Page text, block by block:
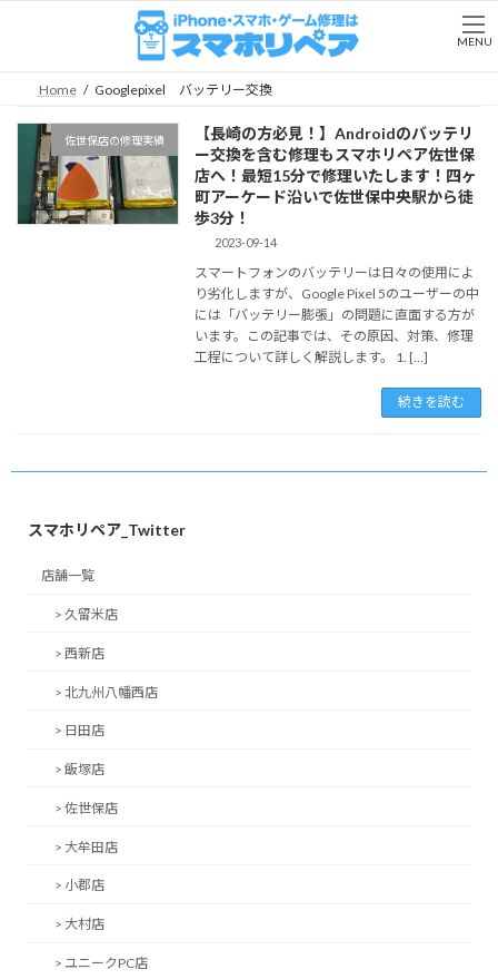
Home Googlepixel バッテリー交換
佐世保店の修理実績
【長崎の方必見！】Androidのバッテリ
ー交換を含む修理もスマホリペア佐世保
店へ！最短15分で修理いたします！四ヶ
町アーケード沿いで佐世保中央駅から徒
歩3分！
2023-09-14
スマートフォンのバッテリーは日々の使用によ
り劣化しますが、Google Pixel 5のユーザーの中
には「バッテリー膨張」の問題に直面する方が
います。この記事では、その原因、対策、修理
工程について詳しく解説します。 1. […]
続きを読む
スマホリペア_Twitter
店舗一覧
> 久留米店
> 西新店
> 北九州八幡西店
> 日田店
> 飯塚店
> 佐世保店
> 大牟田店
> 小郡店
> 大村店
> ユニークPC店
MENU